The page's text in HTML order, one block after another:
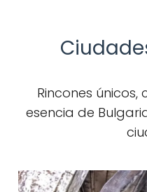
Rincones
esencia de